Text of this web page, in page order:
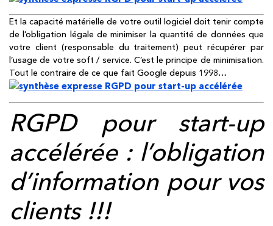
Et la capacité matérielle de votre outil logiciel doit tenir compte
de l’obligation légale de minimiser la quantité de données que
votre client (responsable du traitement) peut récupérer par
l’usage de votre soft / service. C’est le principe de minimisation.
Tout le contraire de ce que fait Google depuis 1998…
RGPD pour start-up
accélérée: l’obligation
d’information pour vos
clients !!!